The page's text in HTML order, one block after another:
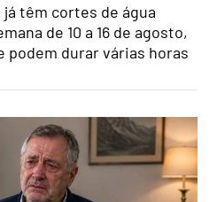
têm cortes de água
de 10 a 16 de agosto,
podem durar várias horas